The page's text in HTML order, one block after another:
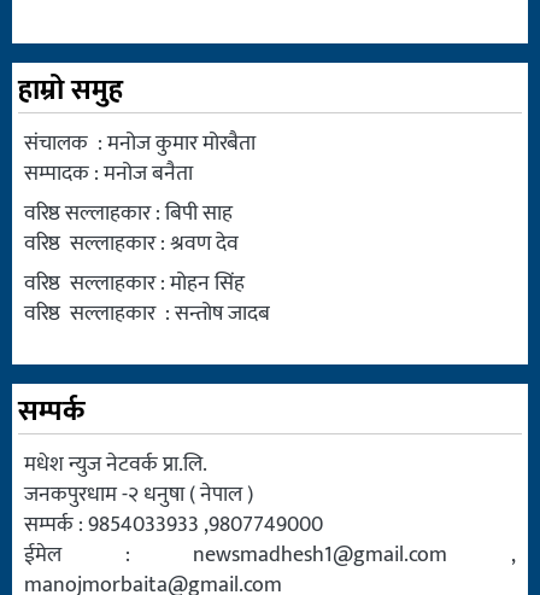
हाम्रो समुह
संचालक : मनोज कुमार मोरबैता
सम्पादक : मनोज बनैता
वरिष्ठ सल्लाहकार : बिपी साह
वरिष्ठ सल्लाहकार : श्रवण देव
वरिष्ठ सल्लाहकार : मोहन सिंह
वरिष्ठ सल्लाहकार : सन्तोष जादब
सम्पर्क
मधेश न्युज नेटवर्क प्रा.लि.
जनकपुरधाम -२ धनुषा ( नेपाल )
सम्पर्क : 9854033933 ,9807749000
ईमेल : newsmadhesh1@gmail.com ,
manojmorbaita@gmail.com